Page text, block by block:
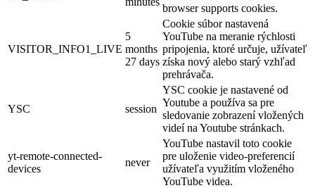
browser supports cookies.
VISITOR_INFO1_LIVE
5
months
27 days
Cookie súbor nastavená
YouTube na meranie rýchlosti
pripojenia, ktoré určuje, užívateľ
získa nový alebo starý vzhľad
prehrávača.
YSC session
YSC cookie je nastavené od
Youtube a používa sa pre
sledovanie zobrazení vložených
videí na Youtube stránkach.
yt-remote-connected-
devices
never
YouTube nastavil toto cookie
pre uloženie video-preferencií
užívateľa využitím vloženého
YouTube videa.